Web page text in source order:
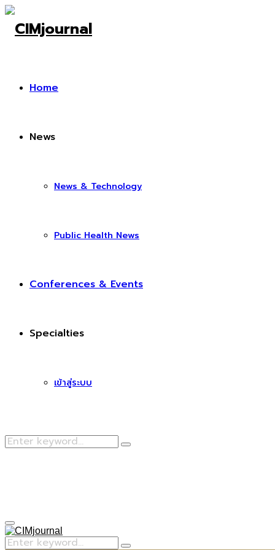
Home
News
News & Technology
Public Health News
Conferences & Events
Specialties
เข้าสู่ระบบ
Search
Search
Primary
Menu
Search